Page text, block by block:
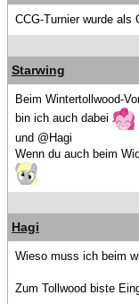
CCG-Turnier wurde als
Starwing
Beim Wintertollwood-
bin ich auch dabei
und @Hagi
Wenn du auch beim
Hagi
Wieso muss ich beim
Zum Tollwood biste